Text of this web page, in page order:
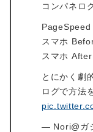
コンパネロ
スマホ
スマホ
とにかく劇
ログで方法
— Nori@ガ